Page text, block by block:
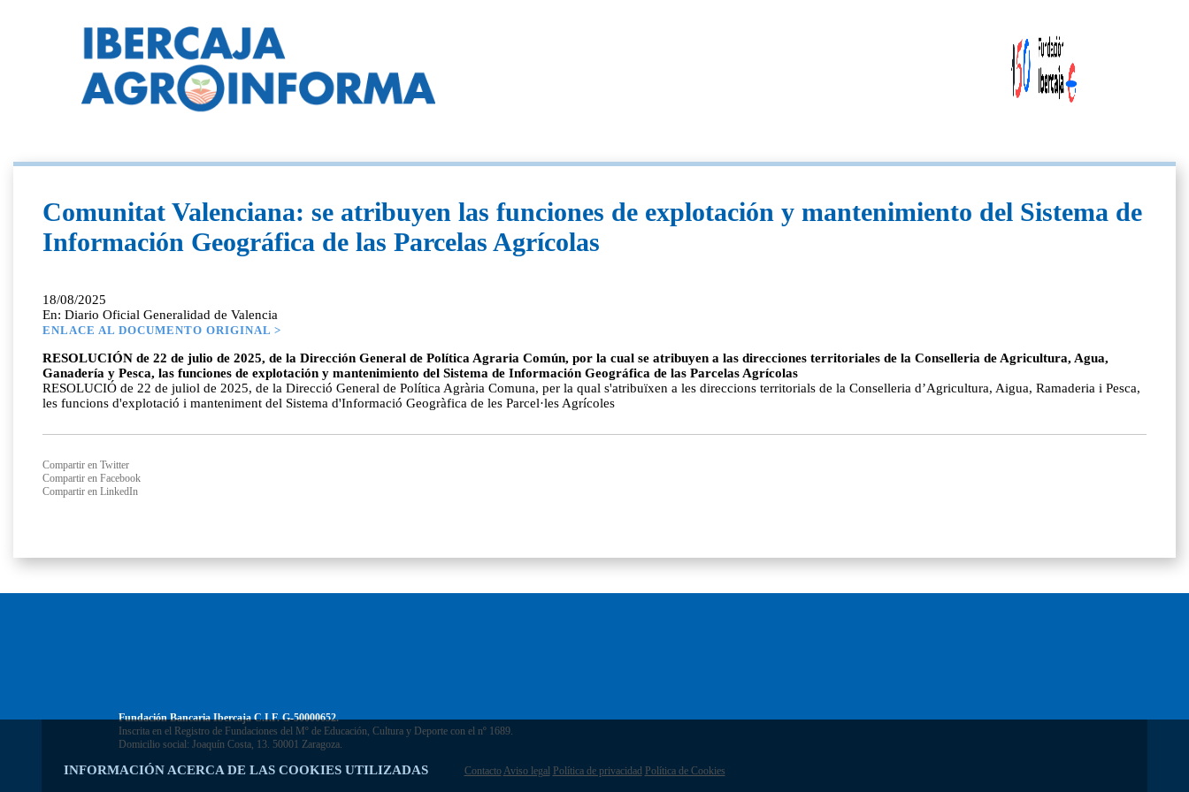
INFORMACIÓN ACERCA DE LAS COOKIES UTILIZADAS
Comunitat Valenciana: se atribuyen las funciones de explotación y mantenimiento del Sistema de
Información Geográfica de las Parcelas Agrícolas
18/08/2025
En: Diario Oficial Generalidad de Valencia
ENLACE AL DOCUMENTO ORIGINAL >
RESOLUCIÓN de 22 de julio de 2025, de la Dirección General de Política Agraria Común, por la cual se atribuyen a las direcciones territoriales de la Conselleria de Agricultura, Agua,
Ganadería y Pesca, las funciones de explotación y mantenimiento del Sistema de Información Geográfica de las Parcelas Agrícolas
RESOLUCIÓ de 22 de juliol de 2025, de la Direcció General de Política Agrària Comuna, per la qual s'atribuïxen a les direccions territorials de la Conselleria d’Agricultura, Aigua, Ramaderia i Pesca,
les funcions d'explotació i manteniment del Sistema d'Informació Geogràfica de les Parcel·les Agrícoles
Compartir en Twitter
Compartir en Facebook
Compartir en LinkedIn
Fundación Bancaria Ibercaja C.I.F. G-50000652.
Inscrita en el Registro de Fundaciones del Mº de Educación, Cultura y Deporte con el nº 1689.
Domicilio social: Joaquín Costa, 13. 50001 Zaragoza.
Contacto Aviso legal Política de privacidad Política de Cookies